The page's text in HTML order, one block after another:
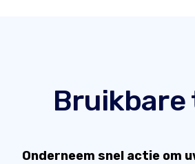
Bruikbare
Onderneem snel actie om